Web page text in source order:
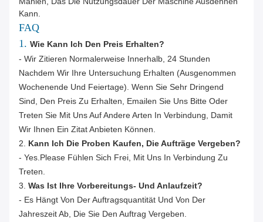
Kann.
FAQ
1. Wie Kann Ich Den Preis Erhalten?
- Wir Zitieren Normalerweise Innerhalb, 24 Stunden
Nachdem Wir Ihre Untersuchung Erhalten (ausgenommen
Wochenende Und Feiertage). Wenn Sie Sehr Dringend
Sind, Den Preis Zu Erhalten, Emailen Sie Uns Bitte Oder
Treten Sie Mit Uns Auf Andere Arten In Verbindung, Damit
Wir Ihnen Ein Zitat Anbieten Können.
2. Kann Ich Die Proben Kaufen, Die Aufträge Vergeben?
- Yes.Please Fühlen Sich Frei, Mit Uns In Verbindung Zu
Treten.
3. Was Ist Ihre Vorbereitungs- Und Anlaufzeit?
- Es Hängt Von Der Auftragsquantität Und Von Der
Jahreszeit Ab, Die Sie Den Auftrag Vergeben.